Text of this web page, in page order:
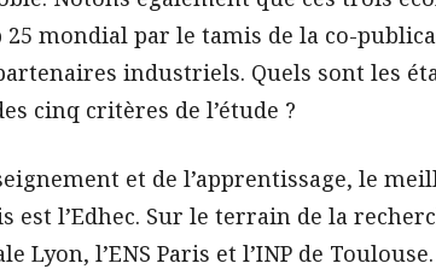
25 mondial par le tamis de la co-
industriels. Quels sont les
cinq critères de l’étude ?
et de l’apprentissage, le
est l’Edhec. Sur le terrain de la
Lyon, l’ENS Paris et l’INP de